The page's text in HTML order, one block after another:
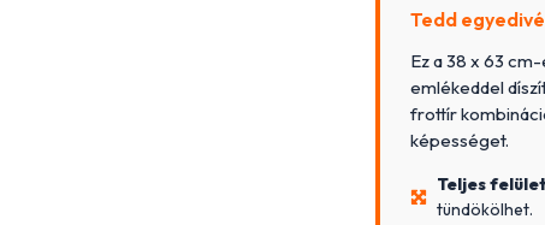
Tedd
Ez a 38 x 63
emlékeddel
frottír
képességet.
Teljes
tündökölhet.